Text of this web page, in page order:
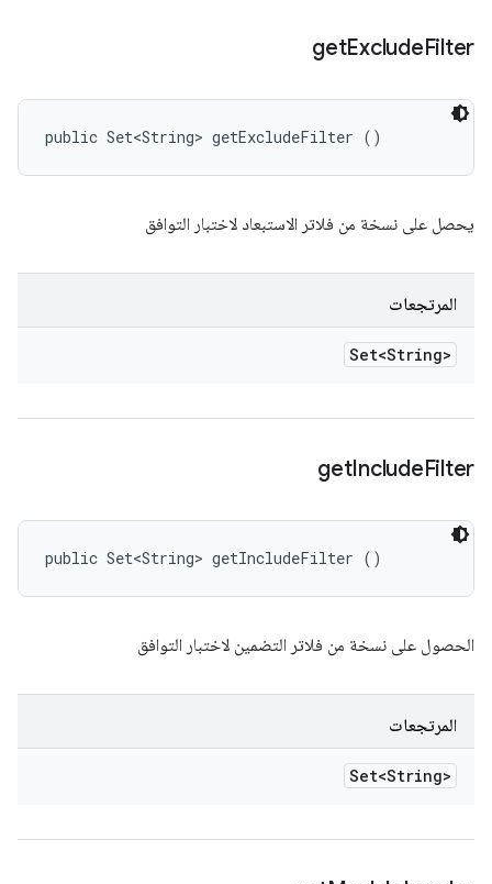
getExcludeFilter
public Set<String> getExcludeFilter ()
يحصل على نسخة من فلاتر الاستبعاد لاختبار التوافق
المرتجعات
Set<String>
getIncludeFilter
public Set<String> getIncludeFilter ()
الحصول على نسخة من فلاتر التضمين لاختبار التوافق
المرتجعات
Set<String>